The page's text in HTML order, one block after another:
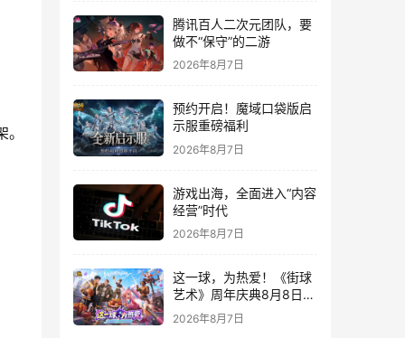
腾讯百人二次元团队，要
做不“保守”的二游
2026年8月7日
预约开启！魔域口袋版启
示服重磅福利
2026年8月7日
游戏出海，全面进入“内容
经营”时代
2026年8月7日
这一球，为热爱！《街球
艺术》周年庆典8月8日正
式上线，多重福利与全新
内容同步开启
2026年8月7日